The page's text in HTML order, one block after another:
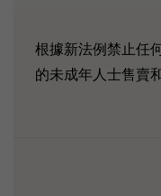
根據新法例禁止任
的未成年人士售賣